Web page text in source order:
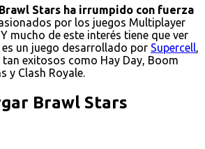
Brawl Stars ha irrumpido con fuerza
por los juegos Multiplayer
mucho de este interés tiene que ver
un juego desarrollado por Supercell,
exitosos como Hay Day, Boom
y Clash Royale.
Brawl Stars